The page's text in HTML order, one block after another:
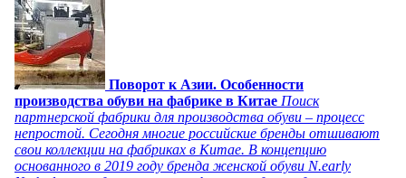
Поворот к Азии. Особенности
производства обуви на фабрике в Китае Поиск
партнерской фабрики для производства обуви – процесс
непростой. Сегодня многие российские бренды отшивают
свои коллекции на фабриках в Китае. В концепцию
основанного в 2019 году бренда женской обуви N.early